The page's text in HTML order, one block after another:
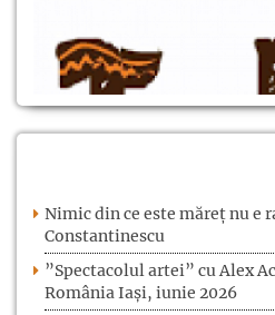
Nimic din ce este măreț nu e
Constantinescu
”Spectacolul artei” cu Alex
România Iași, iunie 2026